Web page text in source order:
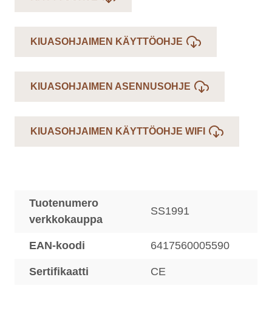
KIUASOHJAIMEN KÄYTTÖOHJE
KIUASOHJAIMEN ASENNUSOHJE
KIUASOHJAIMEN KÄYTTÖOHJE WIFI
Tuotenumero
verkkokauppa
SS1991
EAN-koodi 6417560005590
Sertifikaatti CE